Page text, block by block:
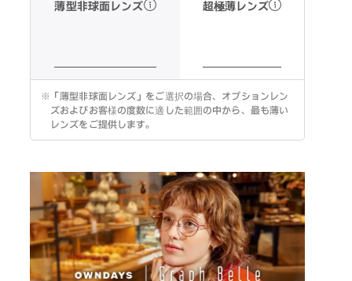
薄型非球面レンズ 超極薄レンズ
※
「薄型非球面レンズ」をご選択の場合、オプションレン
ズおよびお客様の度数に適した範囲の中から、最も薄い
レンズをご提供します。